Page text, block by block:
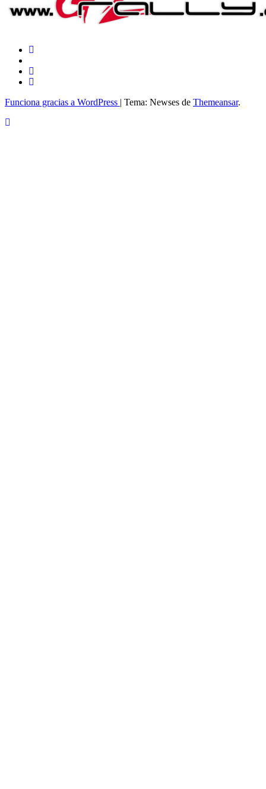
Funciona gracias a WordPress | Tema: Newses de Themeansar.